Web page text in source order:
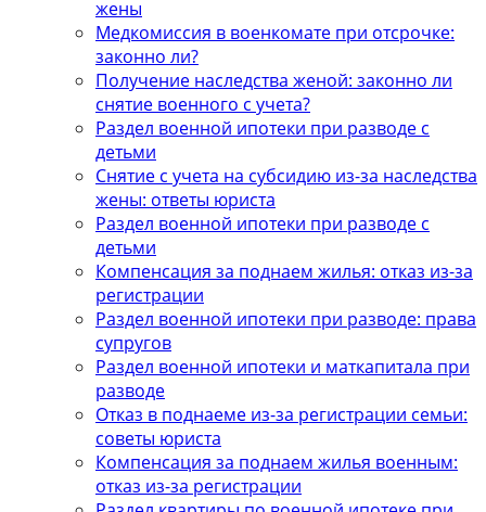
жены
Медкомиссия в военкомате при отсрочке:
законно ли?
Получение наследства женой: законно ли
снятие военного с учета?
Раздел военной ипотеки при разводе с
детьми
Снятие с учета на субсидию из-за наследства
жены: ответы юриста
Раздел военной ипотеки при разводе с
детьми
Компенсация за поднаем жилья: отказ из-за
регистрации
Раздел военной ипотеки при разводе: права
супругов
Раздел военной ипотеки и маткапитала при
разводе
Отказ в поднаеме из-за регистрации семьи:
советы юриста
Компенсация за поднаем жилья военным:
отказ из-за регистрации